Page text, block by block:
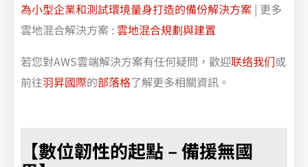
為小型企業和測試環境量身打造的備份解決方案 | 更多
雲地混合解決方案 :雲地混合規劃與建置
若您對AWS雲端解決方案有任何疑問，歡迎联络我们或
前往羽昇國際的部落格了解更多相關資訊。
【數位韌性的起點 – 備援無國